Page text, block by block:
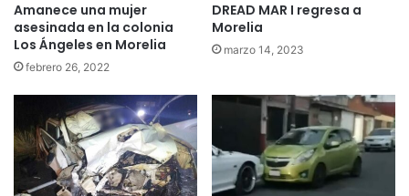
Amanece una mujer
asesinada en la colonia
Los Ángeles en Morelia
febrero 26, 2022
DREAD MAR I regresa a
Morelia
marzo 14, 2023